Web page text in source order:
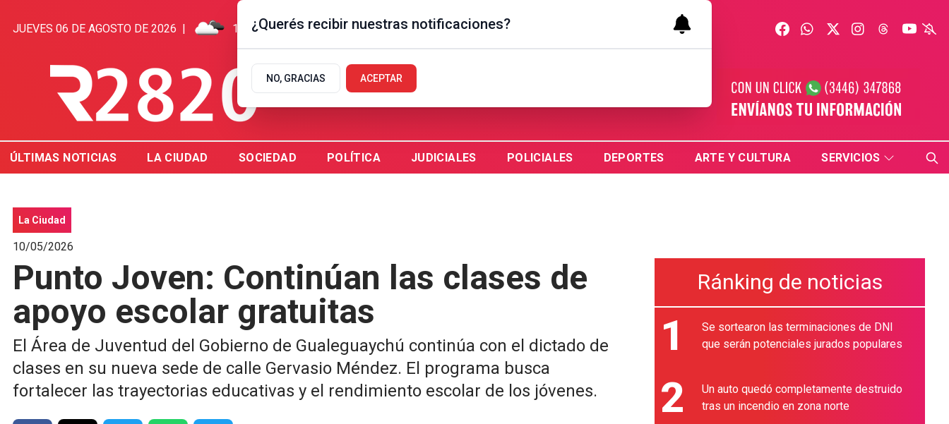
JUEVES 06 DE AGOSTO DE 2026 | 15.5ºC | GUALEGUAYCHÚ, AR
ÚLTIMAS NOTICIAS LA CIUDAD SOCIEDAD POLÍTICA JUDICIALES POLICIALES DEPORTES ARTE Y CULTURA SERVICIOS
La Ciudad
10/05/2026
Punto Joven: Continúan las clases de
apoyo escolar gratuitas
El Área de Juventud del Gobierno de Gualeguaychú continúa con el dictado de
clases en su nueva sede de calle Gervasio Méndez. El programa busca
fortalecer las trayectorias educativas y el rendimiento escolar de los jóvenes.
Ránking de noticias
1
Se sortearon las terminaciones de DNI
que serán potenciales jurados populares
2
Un auto quedó completamente destruido
tras un incendio en zona norte
¿Querés recibir nuestras notificaciones?
NO, GRACIAS ACEPTAR